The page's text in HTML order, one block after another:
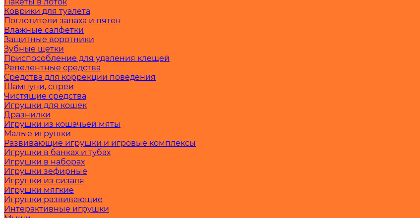
Коврики для туалета
Поглотители запаха и пятен
Влажные салфетки
Защитные воротники
Зубные щетки
Приспособление для удаления клещей
Репелентные средства
Средства для коррекции поведения
Шампуни, спреи
Чистящие средства
Игрушки для кошек
Дразнилки
Игрушки из кошачьей мяты
Малые игрушки
Развивающие игрушки и игровые комплексы
Игрушки в банках и тубах
Игрушки в наборах
Игрушки зефирные
Игрушки из сизаля
Игрушки мягкие
Игрушки развивающие
Интерактивные игрушки